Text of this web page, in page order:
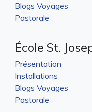
Blogs Voyages
Pastorale
École St.
Présentation
Installations
Blogs Voyages
Pastorale